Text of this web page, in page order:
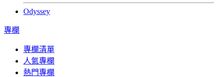
Odyssey
專欄
專欄清單
人氣專欄
熱門專欄